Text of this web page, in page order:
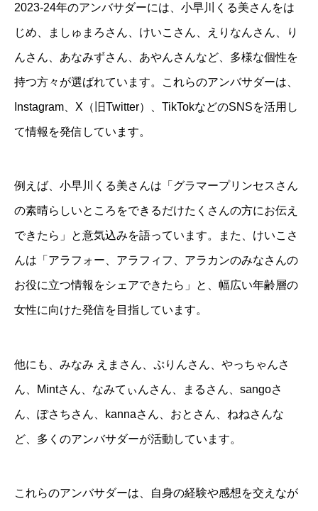
2023-24年のアンバサダーには、小早川くる美さんをは
じめ、ましゅまろさん、けいこさん、えりなんさん、り
んさん、あなみずさん、あやんさんなど、多様な個性を
持つ方々が選ばれています。これらのアンバサダーは、
Instagram、X（旧Twitter）、TikTokなどのSNSを活用し
て情報を発信しています。
例えば、小早川くる美さんは「グラマープリンセスさん
の素晴らしいところをできるだけたくさんの方にお伝え
できたら」と意気込みを語っています。また、けいこさ
んは「アラフォー、アラフィフ、アラカンのみなさんの
お役に立つ情報をシェアできたら」と、幅広い年齢層の
女性に向けた発信を目指しています。
他にも、みなみ えまさん、ぷりんさん、やっちゃんさ
ん、Mintさん、なみてぃんさん、まるさん、sangoさ
ん、ぽさちさん、kannaさん、おとさん、ねねさんな
ど、多くのアンバサダーが活動しています。
これらのアンバサダーは、自身の経験や感想を交えなが